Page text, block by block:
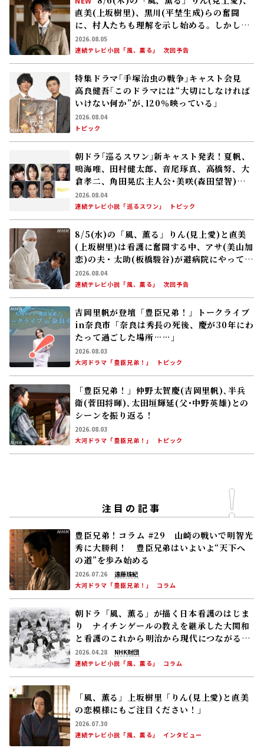
直美(上坂樹里)、黒川(平埜生成)らの奮闘
に、村人たちも理解を示し始める。しかし、
アサ(美山加恋)の容体はなかなか改善せ
ず……
2026.08.05
連続テレビ小説「風、薫る」
次回予告
特集ドラマ｢手塚治虫の戦争｣キャスト会見
高良健吾｢このドラマには“大切にしなければ
いけない何か”が､120％映っている」
2026.08.04
トピック
朝ドラ｢巡るスワン｣新キャスト発表！夏帆、
鳴海唯、田村健太郎、音尾琢真、高橋努、大
倉孝二、角田晃広――主人公･美咲(森田望智)が
交流する警察署の人々 2027年度前期放送
2026.08.04
連続テレビ小説「巡るスワン」
トピック
8/5(水)の「風、薫る」りん(見上愛)と直美
(上坂樹里)は看護に奮闘する中、アサ(美山加
恋)の夫・太助(板橋駿谷)が避病院にやってく
る
2026.08.04
連続テレビ小説「風、薫る」
次回予告
吉岡里帆が登壇「豊臣兄弟！」トークライブ
in奈良市「奈良は秀長の死後、慶が30年にわ
たって過ごした場所……」
2026.08.03
大河ドラマ「豊臣兄弟！」
トピック
「豊臣兄弟！」仲野太賀――慶(吉岡里帆)､半兵
衛(菅田将暉)､太田垣輝延(父･中野英雄)との
シーンを振り返る！
2026.08.03
大河ドラマ「豊臣兄弟！」
トピック
注目の記事
豊臣兄弟！コラム #29 山崎の戦いで明智光
秀に大勝利！ 豊臣兄弟はいよいよ“天下へ
の道”を歩み始める
2026.07.26
遠藤珠紀
大河ドラマ「豊臣兄弟！」
コラム
朝ドラ「風、薫る」が描く日本看護のはじま
り ナイチンゲールの教えを継承した大関和
と看護のこれから――明治から現代につながる道
【後編】
2026.04.28
NHK財団
連続テレビ小説「風、薫る」
コラム
「風、薫る」上坂樹里「りん(見上愛)と直美
の恋模様にもご注目ください！」
2026.07.30
連続テレビ小説「風、薫る」
インタビュー